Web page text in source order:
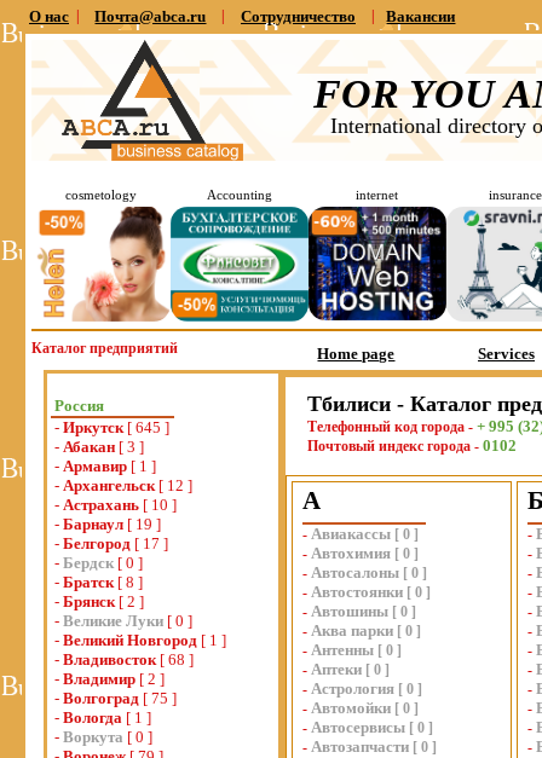
О нас Почта@abca.ru Сотрудничество Вакансии
FOR YOU
International directory
cosmetology Accounting internet insurance
Каталог предприятий Home page Services
Россия
- Иркутск[ 645 ]
- Абакан [ 3 ]
- Армавир [ 1 ]
- Архангельск[ 12 ]
- Астрахань [ 10 ]
- Барнаул [ 19 ]
- Белгород [ 17 ]
- Бердск [ 0 ]
- Братск[ 8 ]
- Брянск[ 2 ]
- Великие Луки [ 0 ]
- Великий Новгород [ 1 ]
- Владивосток[ 68 ]
- Владимир [ 2 ]
- Волгоград [ 75 ]
- Вологда [ 1 ]
- Воркута [ 0 ]
Тбилиси - Каталог
Телефонный код города - + 995
Почтовый индекс города - 0102
А
- Авиакассы [ 0 ]
- Автохимия [ 0 ]
- Автосалоны [ 0 ]
- Автостоянки [ 0 ]
- Автошины [ 0 ]
- Аква парки [ 0 ]
- Антенны [ 0 ]
- Аптеки [ 0 ]
- Астрология [ 0 ]
- Автомойки [ 0 ]
- Автосервисы [ 0 ]
- Автозапчасти [ 0 ]
-
-
-
-
-
-
-
-
-
-
-
-